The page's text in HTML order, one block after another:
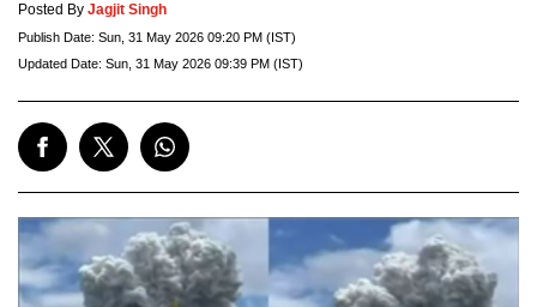
Posted By Jagjit Singh
Publish Date: Sun, 31 May 2026 09:20 PM (IST)
Updated Date: Sun, 31 May 2026 09:39 PM (IST)